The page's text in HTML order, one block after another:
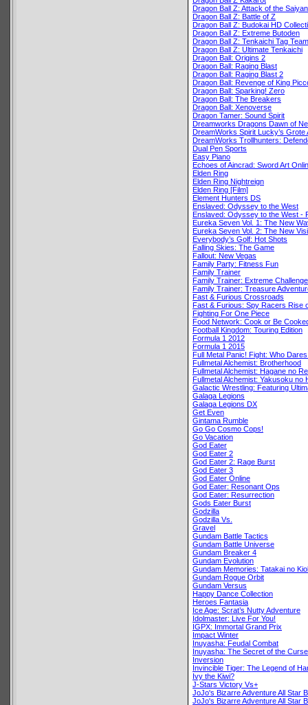
Dragon Ball Z: Attack of the
Dragon Ball Z: Battle of Z
Dragon Ball Z: Budokai HD
Dragon Ball Z: Extreme Butoden
Dragon Ball Z: Tenkaichi Tag Team
Dragon Ball Z: Ultimate Tenkaichi
Dragon Ball: Origins 2
Dragon Ball: Raging Blast
Dragon Ball: Raging Blast 2
Dragon Ball: Revenge of King
Dragon Ball: Sparking! Zero
Dragon Ball: The Breakers
Dragon Ball: Xenoverse
Dragon Tamer: Sound Spirit
Dreamworks Dragons Dawn of
DreamWorks Spirit Lucky’s Grote
DreamWorks Trollhunters:
Dual Pen Sports
Easy Piano
Echoes of Aincrad: Sword Art
Elden Ring
Elden Ring Nightreign
Elden Ring [Film]
Element Hunters DS
Enslaved: Odyssey to the West
Enslaved: Odyssey to the West -
Eureka Seven Vol. 1: The New
Eureka Seven Vol. 2: The New
Everybody’s Golf: Hot Shots
Falling Skies: The Game
Fallout: New Vegas
Family Party: Fitness Fun
Family Trainer
Family Trainer: Extreme Challenge
Family Trainer: Treasure
Fast & Furious Crossroads
Fast & Furious: Spy Racers Rise
Fighting For One Piece
Food Network: Cook or Be
Football Kingdom: Touring Edition
Formula 1 2012
Formula 1 2015
Full Metal Panic! Fight: Who
Fullmetal Alchemist: Brotherhood
Fullmetal Alchemist: Hagane no
Fullmetal Alchemist: Yakusoku no
Galactic Wrestling: Featuring
Galaga Legions
Galaga Legions DX
Get Even
Gintama Rumble
Go Go Cosmo Cops!
Go Vacation
God Eater
God Eater 2
God Eater 2: Rage Burst
God Eater 3
God Eater Online
God Eater: Resonant Ops
God Eater: Resurrection
Gods Eater Burst
Godzilla
Godzilla Vs.
Gravel
Gundam Battle Tactics
Gundam Battle Universe
Gundam Breaker 4
Gundam Evolution
Gundam Memories: Tatakai no
Gundam Rogue Orbit
Gundam Versus
Happy Dance Collection
Heroes Fantasia
Ice Age: Scrat’s Nutty Adventure
Idolmaster: Live For You!
IGPX: Immortal Grand Prix
Impact Winter
Inuyasha: Feudal Combat
Inuyasha: The Secret of the
Inversion
Invincible Tiger: The Legend of
Ivy the Kiwi?
J-Stars Victory Vs+
JoJo's Bizarre Adventure All Star
JoJo's Bizarre Adventure All Star